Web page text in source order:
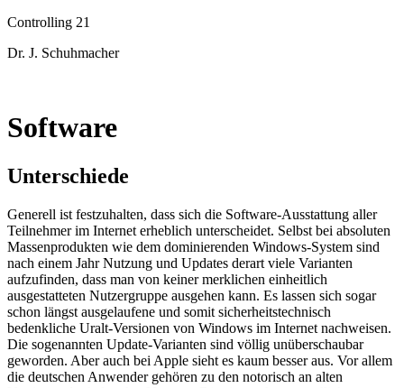
Controlling 21
Dr. J. Schuhmacher
Software
Unterschiede
Generell ist festzuhalten, dass sich die Software-Ausstattung aller
Teilnehmer im Internet erheblich unterscheidet. Selbst bei absoluten
Massenprodukten wie dem dominierenden Windows-System sind
nach einem Jahr Nutzung und Updates derart viele Varianten
aufzufinden, dass man von keiner merklichen einheitlich
ausgestatteten Nutzergruppe ausgehen kann. Es lassen sich sogar
schon längst ausgelaufene und somit sicherheitstechnisch
bedenkliche Uralt-Versionen von Windows im Internet nachweisen.
Die sogenannten Update-Varianten sind völlig unüberschaubar
geworden. Aber auch bei Apple sieht es kaum besser aus. Vor allem
die deutschen Anwender gehören zu den notorisch an alten